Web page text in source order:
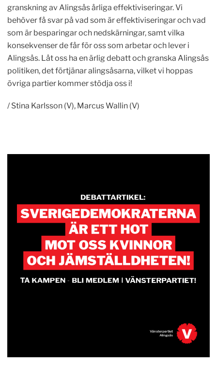
granskning av Alingsås årliga effektiviseringar. Vi
behöver få svar på vad som är effektiviseringar och vad
som är besparingar och nedskärningar, samt vilka
konsekvenser de får för oss som arbetar och lever i
Alingsås. Låt oss ha en ärlig debatt och granska Alingsås
politiken, det förtjänar alingsåsarna, vilket vi hoppas
övriga partier kommer stödja oss i!
/ Stina Karlsson (V), Marcus Wallin (V)